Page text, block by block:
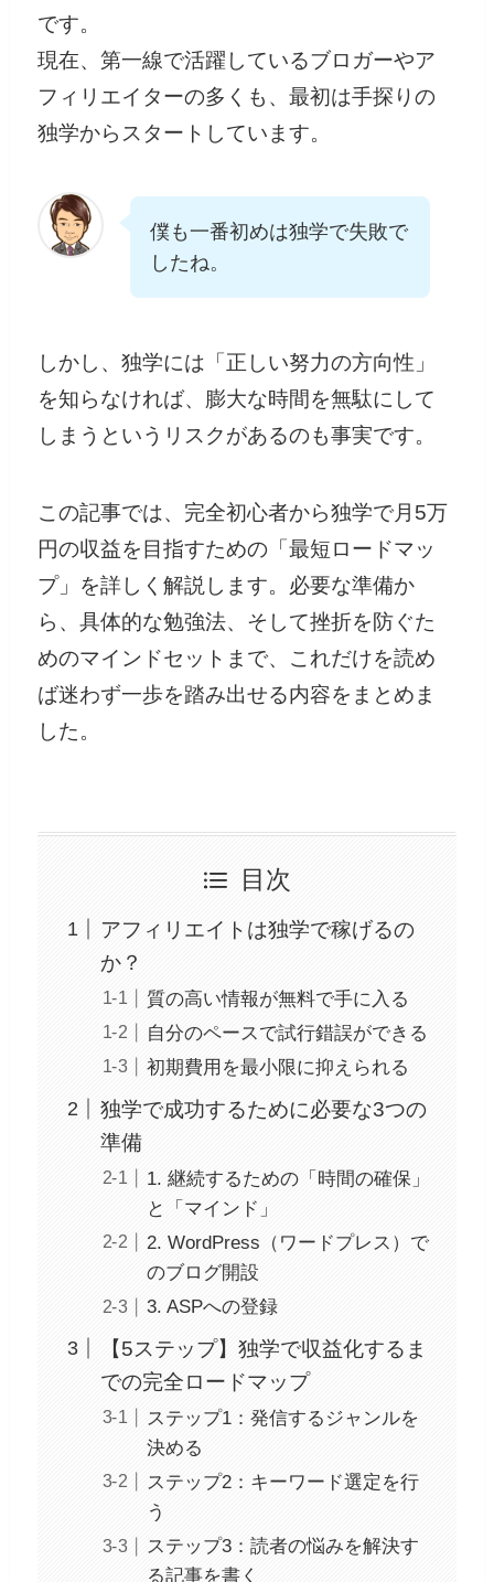
です。
現在、第一線で活躍しているブロガーやア
フィリエイターの多くも、最初は手探りの
独学からスタートしています。
僕も一番初めは独学で失敗で
したね。
しかし、独学には「正しい努力の方向性」
を知らなければ、膨大な時間を無駄にして
しまうというリスクがあるのも事実です。
この記事では、完全初心者から独学で月5万
円の収益を目指すための「最短ロードマッ
プ」を詳しく解説します。必要な準備か
ら、具体的な勉強法、そして挫折を防ぐた
めのマインドセットまで、これだけを読め
ば迷わず一歩を踏み出せる内容をまとめま
した。
目次
アフィリエイトは独学で稼げるの
か？
質の高い情報が無料で手に入る
自分のペースで試行錯誤ができる
初期費用を最小限に抑えられる
独学で成功するために必要な3つの
準備
1. 継続するための「時間の確保」
と「マインド」
2. WordPress（ワードプレス）で
のブログ開設
3. ASPへの登録
【5ステップ】独学で収益化するま
での完全ロードマップ
ステップ1：発信するジャンルを
決める
ステップ2：キーワード選定を行
う
ステップ3：読者の悩みを解決す
る記事を書く